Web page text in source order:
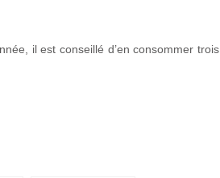
il est conseillé d’en consommer trois